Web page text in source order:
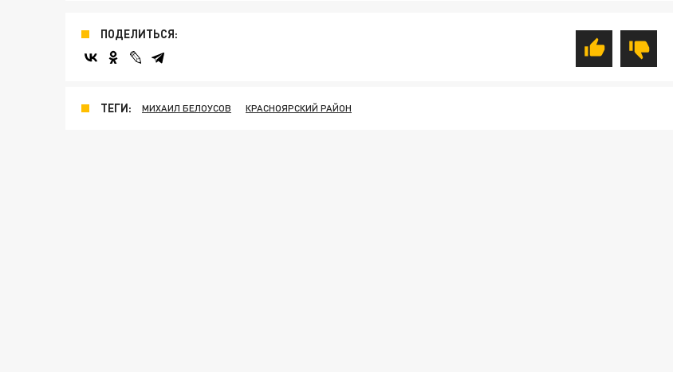
ПОДЕЛИТЬСЯ:
ТЕГИ: МИХАИЛ БЕЛОУСОВ КРАСНОЯРСКИЙ РАЙОН